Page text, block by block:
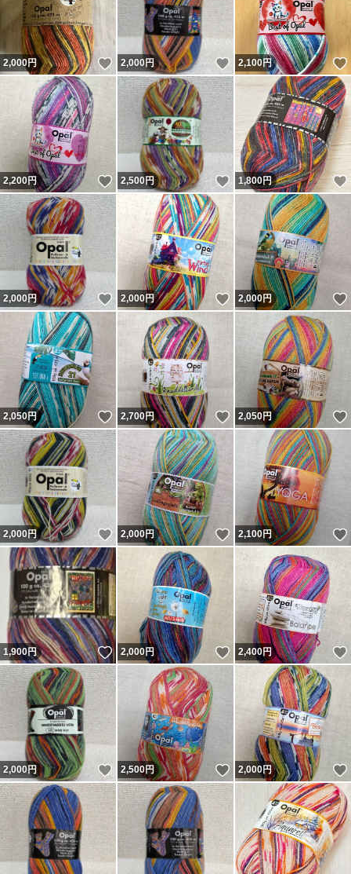
2,000円 いいね！
2,000円 いいね！
2,100円
2,200円 いいね！
2,500円 いいね！
1,800円
2,000円 いいね！
2,000円 いいね！
2,000円
2,050円 いいね！
2,700円 いいね！
2,050円
2,000円 いいね！
2,000円 いいね！
2,100円
1,900円 いいね！
2,000円 いいね！
2,400円
2,000円 いいね！
2,500円 いいね！
2,000円